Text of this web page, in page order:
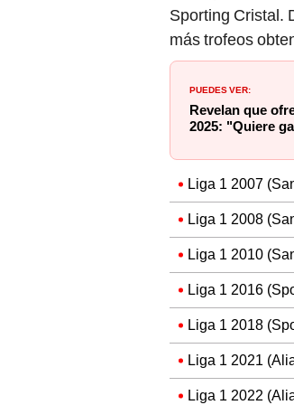
Sporting Cristal.
más trofeos
PUEDES VER:
Revelan que
2025: "Quiere
Liga 1 2007
Liga 1 2008
Liga 1 2010
Liga 1 2016
Liga 1 2018
Liga 1 2021
Liga 1 2022